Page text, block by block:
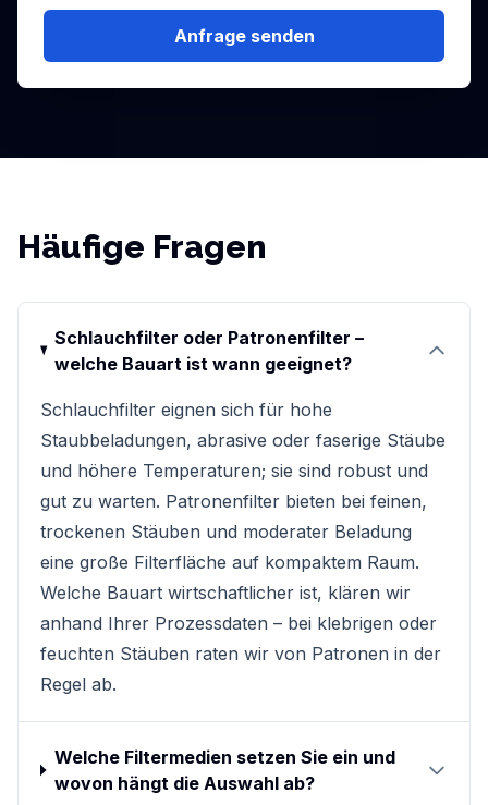
Anfrage senden
Häufige Fragen
Schlauchfilter oder Patronenfilter –
welche Bauart ist wann geeignet?
Schlauchfilter eignen sich für hohe
Staubbeladungen, abrasive oder faserige Stäube
und höhere Temperaturen; sie sind robust und
gut zu warten. Patronenfilter bieten bei feinen,
trockenen Stäuben und moderater Beladung
eine große Filterfläche auf kompaktem Raum.
Welche Bauart wirtschaftlicher ist, klären wir
anhand Ihrer Prozessdaten – bei klebrigen oder
feuchten Stäuben raten wir von Patronen in der
Regel ab.
Welche Filtermedien setzen Sie ein und
wovon hängt die Auswahl ab?